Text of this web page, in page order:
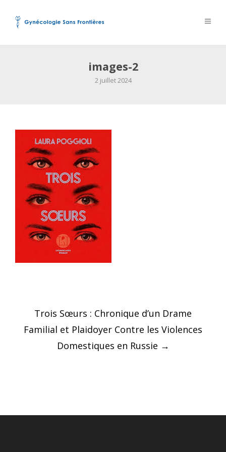
images-2
2 juillet 2024
Post
navigation
Trois Sœurs : Chronique d’un Drame
Familial et Plaidoyer Contre les Violences
Domestiques en Russie →